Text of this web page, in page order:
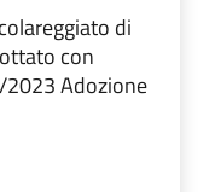
di
con
2023 Adozione